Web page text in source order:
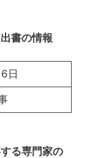
書の情報
日
る専門家の